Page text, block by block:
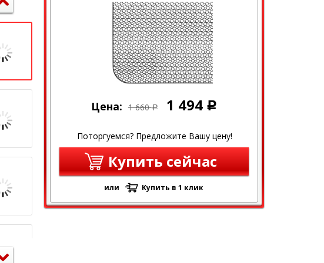
Цена: 1 660 Р 1 494 Р
Поторгуемся? Предложите Вашу цену!
Купить сейчас
или Купить в 1 клик